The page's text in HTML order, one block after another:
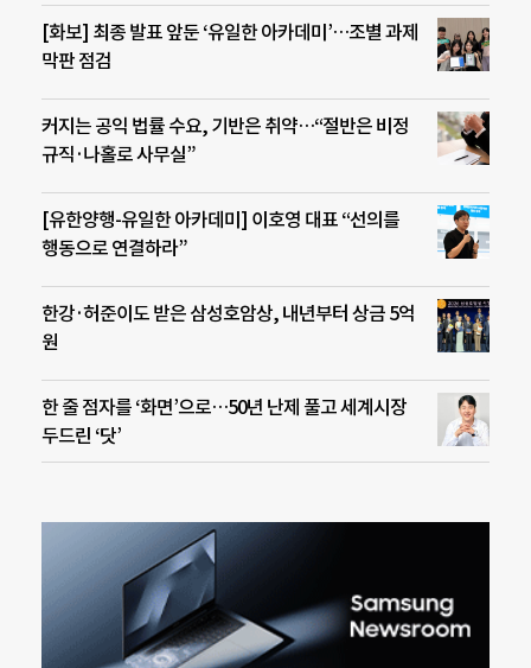
[화보] 최종 발표 앞둔 ‘유일한 아카데미’…조별 과제
막판 점검
커지는 공익 법률 수요, 기반은 취약…“절반은 비정
규직·나홀로 사무실”
[유한양행-유일한 아카데미] 이호영 대표 “선의를
행동으로 연결하라”
한강·허준이도 받은 삼성호암상, 내년부터 상금 5억
원
한 줄 점자를 ‘화면’으로…50년 난제 풀고 세계시장
두드린 ‘닷’